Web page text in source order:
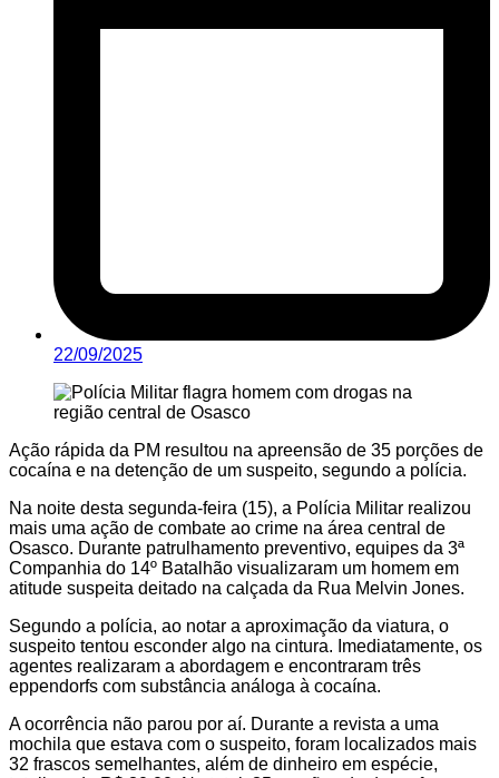
22/09/2025
Ação rápida da PM resultou na apreensão de 35 porções de
cocaína e na detenção de um suspeito, segundo a polícia.
Na noite desta segunda-feira (15), a Polícia Militar realizou
mais uma ação de combate ao crime na área central de
Osasco. Durante patrulhamento preventivo, equipes da 3ª
Companhia do 14º Batalhão visualizaram um homem em
atitude suspeita deitado na calçada da Rua Melvin Jones.
Segundo a polícia, ao notar a aproximação da viatura, o
suspeito tentou esconder algo na cintura. Imediatamente, os
agentes realizaram a abordagem e encontraram três
eppendorfs com substância análoga à cocaína.
A ocorrência não parou por aí. Durante a revista a uma
mochila que estava com o suspeito, foram localizados mais
32 frascos semelhantes, além de dinheiro em espécie,